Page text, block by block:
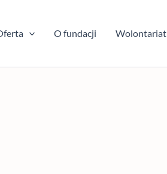
O fundacji Wolontariat